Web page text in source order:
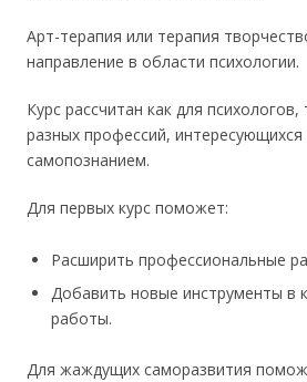
Арт-терапия или терапия
направление в области психологии.
Курс рассчитан как для
разных профессий,
самопознанием.
Для первых курс поможет:
Расширить профессиональные
Добавить новые инструменты в
работы.
Для жаждущих саморазвития